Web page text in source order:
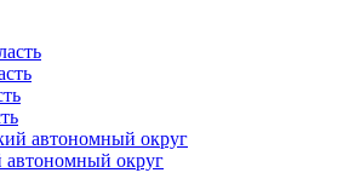
автономный округ
округ